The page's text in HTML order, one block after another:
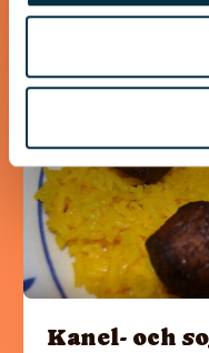
Kanel- och